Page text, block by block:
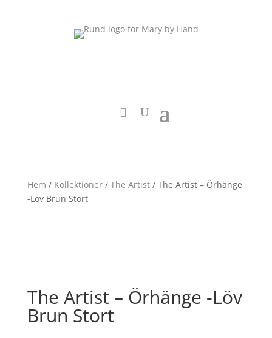
Hem / Kollektioner/ The Artist/ The Artist – Örhänge
-Löv Brun Stort
The Artist – Örhänge -Löv
Brun Stort